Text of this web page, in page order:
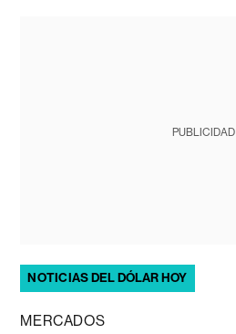
PUBLICIDAD
NOTICIAS DEL DÓLAR HOY
MERCADOS